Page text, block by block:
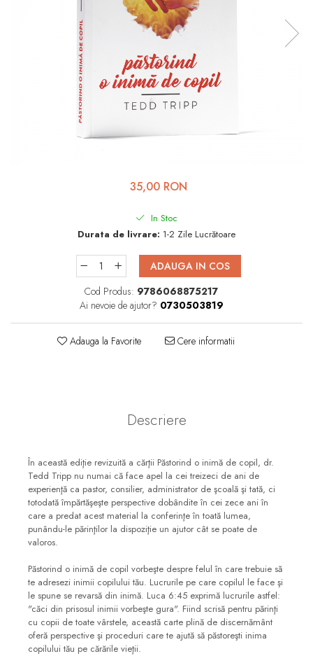
Viața de Familie
Prietenie, Logodnă și
Cărți de Colorat
Adolescenți și Tineri
Conducerea și Păstorirea
Consiliere
Lucrarea cu Copiii și Tinerii
Finanțe
Romane, Nuvele și Povestiri
Biografii
Reviste
Poezii
35,00 RON
In Stoc
Durata de livrare: 1-2 Zile Lucrătoare
ADAUGA IN COS
Cod Produs: 9786068875217
Ai nevoie de ajutor? 0730503819
Adauga la Favorite Cere informatii
Descriere
În această ediţie revizuită a cărţii Păstorind o inimă de copil, dr.
Tedd Tripp nu numai că face apel la cei treizeci de ani de
experienţă ca pastor, consilier, administrator de şcoală şi tată, ci
totodată împărtăşeşte perspective dobândite în cei zece ani în
care a predat acest material la conferinţe în toată lumea,
punându-le părinţilor la dispoziţie un ajutor cât se poate de
valoros.
Păstorind o inimă de copil vorbeşte despre felul în care trebuie să
te adresezi inimii copilului tău. Lucrurile pe care copilul le face şi
le spune se revarsă din inimă. Luca 6:45 exprimă lucrurile astfel:
"căci din prisosul inimii vorbeşte gura". Fiind scrisă pentru părinţi
cu copii de toate vârstele, această carte plină de discernământ
oferă perspective şi proceduri care te ajută să păstoreşti inima
copilului tău pe cărările vieţii.